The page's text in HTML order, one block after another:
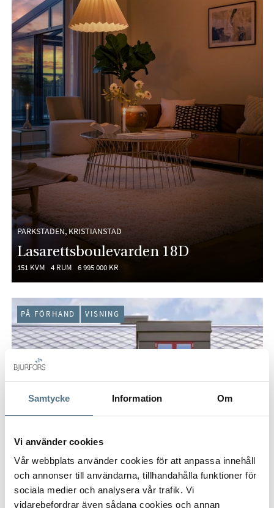
Samtycke Information Om
Vi använder cookies
Vår webbplats använder cookies för att anpassa innehåll
och annonser till användarna, tillhandahålla funktioner för
sociala medier och analysera vår trafik. Vi
vidarebefordrar även sådana cookies och annan
PARKSTADEN, KRISTIANSTAD
Lasarettsboulevarden 18D
151 KVM 4 RUM 6 995 000 KR
PÅ FÖRHAND VISNING